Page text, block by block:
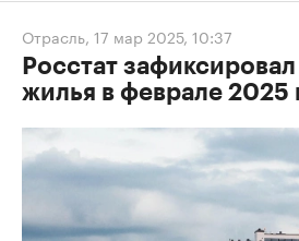
Отрасль, 17 мар 2025, 10:37
Росстат
жилья в феврале 2025